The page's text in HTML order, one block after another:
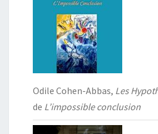
Odile Cohen-Abbas, Les
de L’impossible conclusion